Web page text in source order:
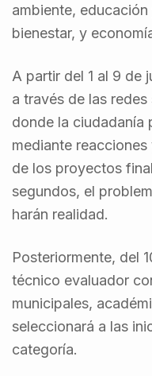
ambiente,
bienestar, y
A partir del 1 al 9 de
a través de las
donde la ciudadanía
mediante
de los proyectos
segundos, el
harán realidad.
Posteriormente, del
técnico evaluador
municipales,
seleccionará a las
categoría.